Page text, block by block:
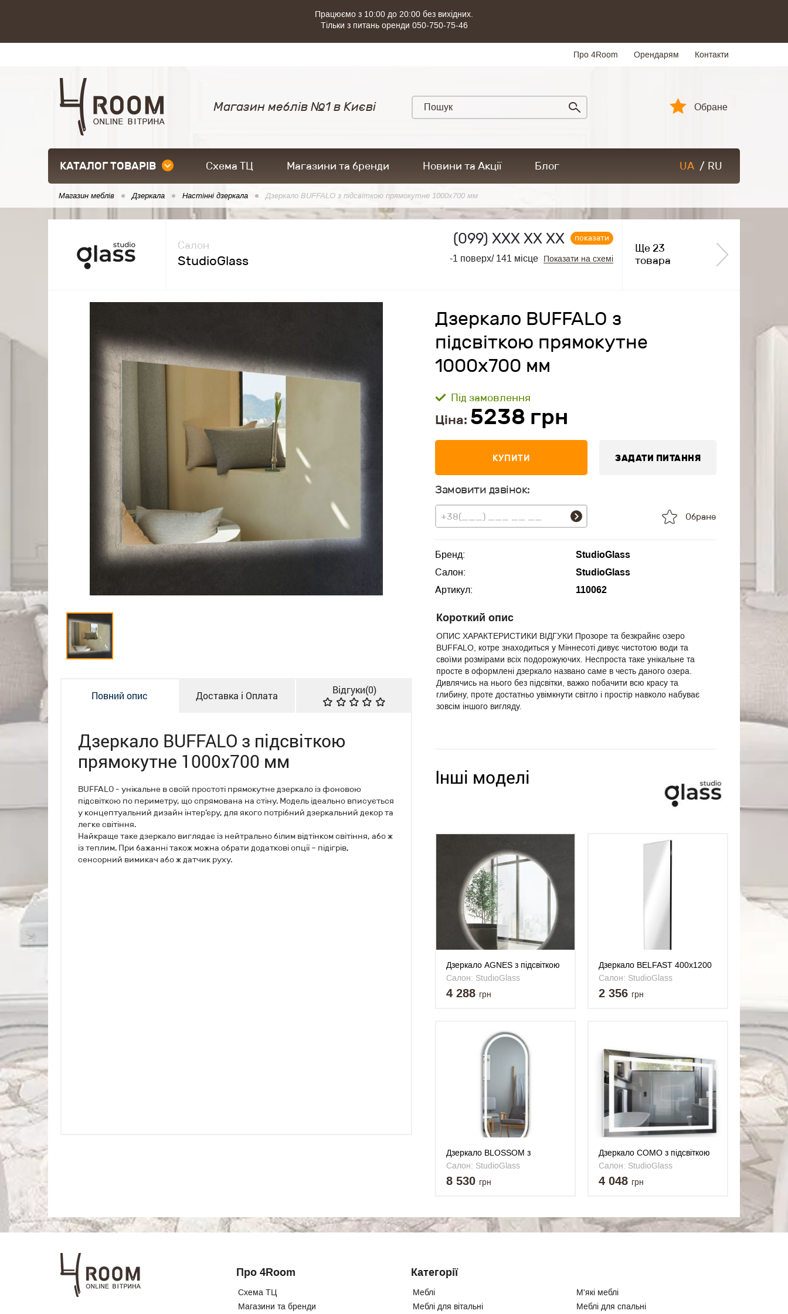
Працюємо з 10:00 до 20:00 без вихідних.
Тільки з питань оренди 050-750-75-46
Про 4Room Орендарям Контакти
Магазин меблів №1 в Києві Обране
КАТАЛОГ ТОВАРІВ Схема ТЦ Магазини та бренди Новини та Акції Блог UA / RU
Магазин меблів Дзеркала Настінні дзеркала Дзеркало BUFFALO з підсвіткою прямокутне 1000x700 мм
Салон
StudioGlass
(099) ХХХ ХХ ХХ показати
-1 поверх/ 141 місце Показати на схемі
Ще 23
товара
Повний опис Доставка і Оплата Відгуки(0)
Дзеркало BUFFALO з підсвіткою
прямокутне 1000x700 мм
BUFFALO - унікальне в своїй простоті прямокутне дзеркало із фоновою
підсвіткою по периметру, що спрямована на стіну. Модель ідеально вписується
у концептуальний дизайн інтер’єру, для якого потрібний дзеркальний декор та
легке світіння.
Найкраще таке дзеркало виглядає із нейтрально білим відтінком світіння, або ж
із теплим. При бажанні також можна обрати додаткові опції – підігрів,
сенсорний вимикач або ж датчик руху.
Дзеркало BUFFALO з
підсвіткою прямокутне
1000x700 мм
Під замовлення
Ціна: 5238 грн
КУПИТИ ЗАДАТИ ПИТАННЯ
Замовити дзвінок:
Обране
Бренд:
StudioGlass
Салон:
StudioGlass
Артикул:
110062
Короткий опис
ОПИС ХАРАКТЕРИСТИКИ ВІДГУКИ Прозоре та безкрайнє озеро
BUFFALO, котре знаходиться у Міннесоті дивує чистотою води та
своїми розмірами всіх подорожуючих. Неспроста таке унікальне та
просте в оформлені дзеркало названо саме в честь даного озера.
Дивлячись на нього без підсвітки, важко побачити всю красу та
глибину, проте достатньо увімкнути світло і простір навколо набуває
зовсім іншого вигляду.
Інші моделі
Дзеркало AGNES з підсвіткою
кругле 700x700 мм
Салон: StudioGlass
4 288 грн
Дзеркало BELFAST 400x1200
мм
Салон: StudioGlass
2 356 грн
Дзеркало BLOSSOM з
фронтальною підсвіткою
овальне 700x1200 мм
Салон: StudioGlass
8 530 грн
Дзеркало COMO з підсвіткою
прямокутне 800x500 мм
Салон: StudioGlass
4 048 грн
Про 4Room
Схема ТЦ
Магазини та бренди
Категорії
Меблі
М'які меблі
Меблі для вітальні
Меблі для спальні